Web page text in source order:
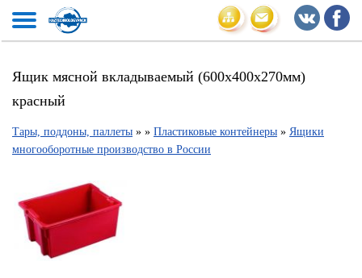
Ящик мясной вкладываемый (600х400х270мм)
красный
Тары, поддоны, паллеты » » Пластиковые контейнеры » Ящики
многооборотные производство в России